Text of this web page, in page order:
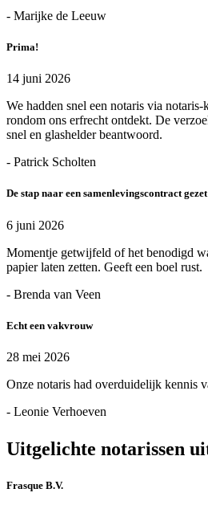
- Marijke de Leeuw
Prima!
14 juni 2026
We hadden snel een notaris via notaris-
rondom ons erfrecht ontdekt. De
snel en glashelder beantwoord.
- Patrick Scholten
De stap naar een samenlevingscontract gezet
6 juni 2026
Momentje getwijfeld of het benodigd
papier laten zetten. Geeft een boel rust.
- Brenda van Veen
Echt een vakvrouw
28 mei 2026
Onze notaris had overduidelijk kennis
- Leonie Verhoeven
Uitgelichte notarissen
Frasque B.V.